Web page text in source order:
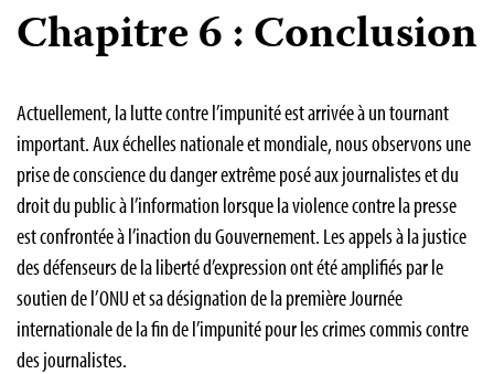
Chapitre 6 : Conclusion
Actuellement, la lutte contre l’impunité est arrivée à un tournant
important. Aux échelles nationale et mondiale, nous observons une
prise de conscience du danger extrême posé aux journalistes et du
droit du public à l’information lorsque la violence contre la presse
est confrontée à l’inaction du Gouvernement. Les appels à la justice
des défenseurs de la liberté d’expression ont été amplifiés par le
soutien de l’ONU et sa désignation de la première Journée
internationale de la fin de l’impunité pour les crimes commis contre
des journalistes.